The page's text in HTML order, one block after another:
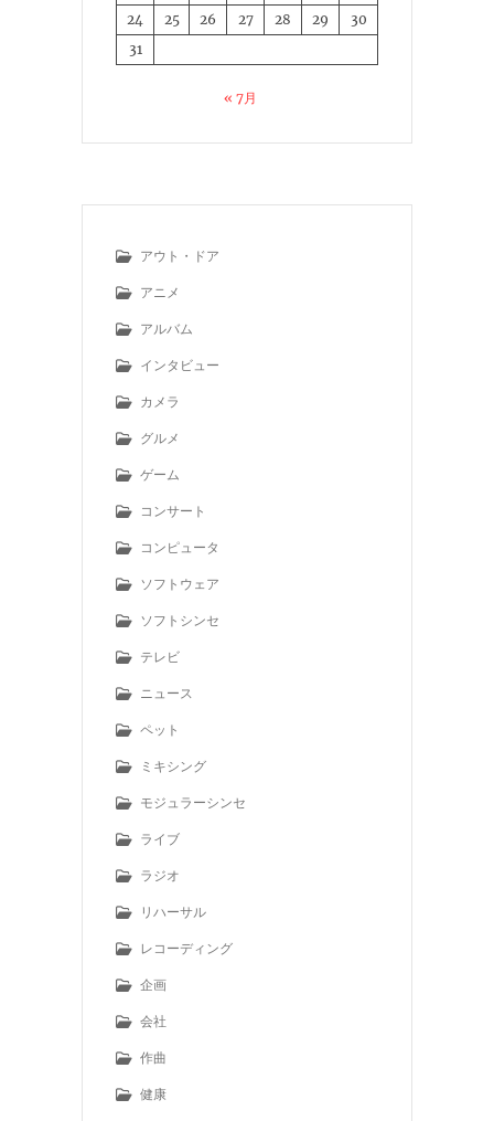
24
25 26 27 28 29
30
31
« 7月
アウト・ドア
アニメ
アルバム
インタビュー
カメラ
グルメ
ゲーム
コンサート
コンピュータ
ソフトウェア
ソフトシンセ
テレビ
ニュース
ペット
ミキシング
モジュラーシンセ
ライブ
ラジオ
リハーサル
レコーディング
企画
会社
作曲
健康